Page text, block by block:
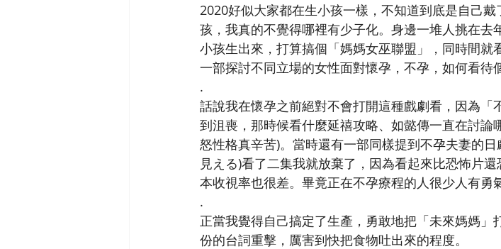
2020好似大家都在生小孩一樣，不知道到底是自己
孩，我真的不覺得哪裡有少子化。身邊一堆人挑在
小孩生出來，打算搞個「媽媽女巫聯盟」，同時間就
一部探討不同立場的女性面對懷孕，不孕，如何看待
.
話說我在懷孕之前絕對不會打開這種戲劇看，因為
到沮喪，那時候看什麼延禧攻略、如懿傳一直在討論
怒性格真辛苦)。當時還有一部同樣提到不孕夫妻的
見える)看了二集我就放棄了，因為看起來比恐怖片
本收視率也很差。畢竟正在不孕療程的人很少人有勇
.
正當我覺得自己搞定了生產，勇敢地把「未來媽媽
份的台詞重擊，厲害到快把食物吐出來的程度。